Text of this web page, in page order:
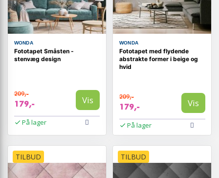
WONDA
Fototapet Småsten -
stenvæg design
209,-
179,- Vis
På lager
WONDA
Fototapet med flydende
abstrakte former i beige og
hvid
209,-
179,- Vis
På lager
TILBUD TILBUD